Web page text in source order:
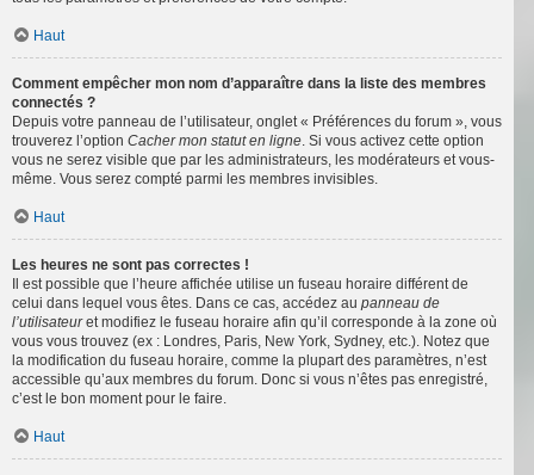
Haut
Comment empêcher mon nom d’apparaître dans la liste des membres
connectés ?
Depuis votre panneau de l’utilisateur, onglet « Préférences du forum », vous
trouverez l’option Cacher mon statut en ligne. Si vous activez cette option
vous ne serez visible que par les administrateurs, les modérateurs et vous-
même. Vous serez compté parmi les membres invisibles.
Haut
Les heures ne sont pas correctes !
Il est possible que l’heure affichée utilise un fuseau horaire différent de
celui dans lequel vous êtes. Dans ce cas, accédez au panneau de
l’utilisateuret modifiez le fuseau horaire afin qu’il corresponde à la zone où
vous vous trouvez (ex : Londres, Paris, New York, Sydney, etc.). Notez que
la modification du fuseau horaire, comme la plupart des paramètres, n’est
accessible qu’aux membres du forum. Donc si vous n’êtes pas enregistré,
c’est le bon moment pour le faire.
Haut